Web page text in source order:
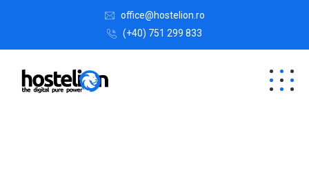
office@hostelion.ro
(+40) 751 299 833